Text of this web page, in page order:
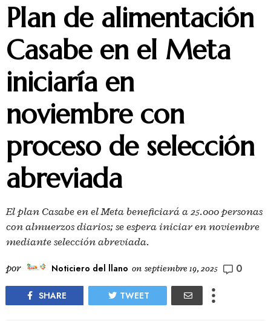
Plan de alimentación
Casabe en el Meta
iniciaría en
noviembre con
proceso de selección
abreviada
El plan Casabe en el Meta beneficiará a 25.000 personas
con almuerzos diarios; se espera iniciar en noviembre
mediante selección abreviada.
por Noticiero del llano on septiembre 19, 2025 0
SHARE TWEET